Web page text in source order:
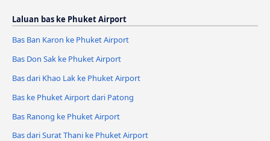
Laluan bas ke Phuket Airport
Bas Ban Karon ke Phuket Airport
Bas Don Sak ke Phuket Airport
Bas dari Khao Lak ke Phuket Airport
Bas ke Phuket Airport dari Patong
Bas Ranong ke Phuket Airport
Bas dari Surat Thani ke Phuket Airport